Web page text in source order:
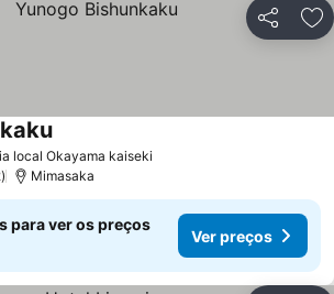
Partilhar
local Okayama kaiseki
Ver preços
Mimasaka
para ver os preços
Ver preços